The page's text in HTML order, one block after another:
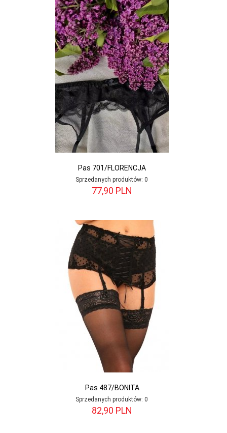
Pas 701/FLORENCJA
Sprzedanych produktów: 0
77,90 PLN
Pas 487/BONITA
Sprzedanych produktów: 0
82,90 PLN